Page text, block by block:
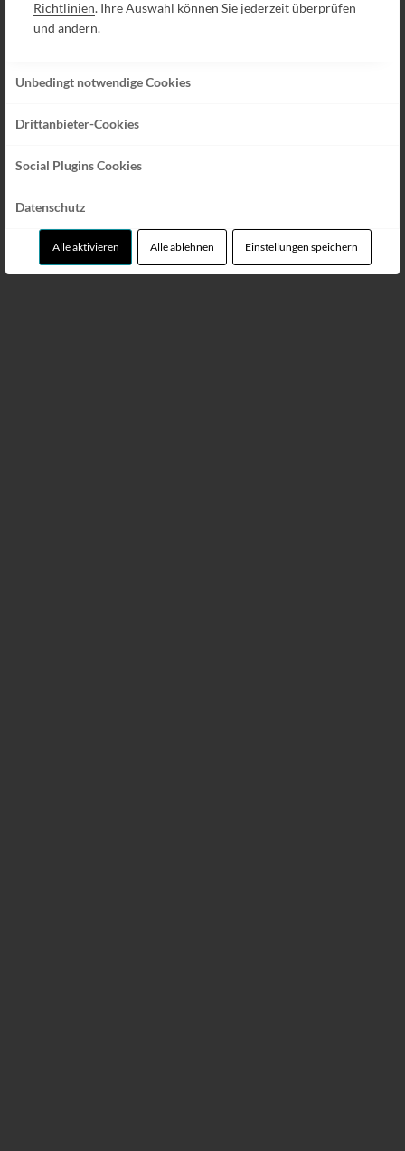
Richtlinien. Ihre Auswahl können Sie jederzeit überprüfen
und ändern.
Unbedingt notwendige Cookies
Drittanbieter-Cookies
Social Plugins Cookies
Datenschutz
Alle aktivieren Alle ablehnen Einstellungen speichern
Wir l
di